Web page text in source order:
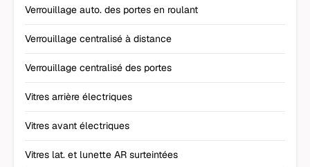
Verrouillage auto. des portes en roulant
Verrouillage centralisé à distance
Verrouillage centralisé des portes
Vitres arrière électriques
Vitres avant électriques
Vitres lat. et lunette AR surteintées